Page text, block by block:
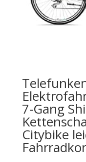
7-Gang
Citybike